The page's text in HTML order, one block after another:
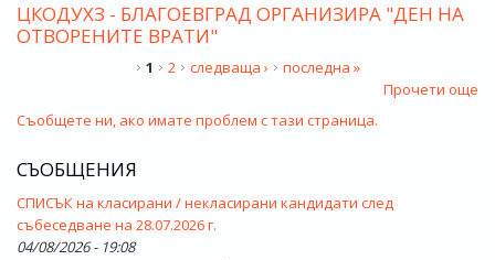
ЦКОДУХЗ - БЛАГОЕВГРАД ОРГАНИЗИРА "ДЕН НА
ОТВОРЕНИТЕ ВРАТИ"
1 2 следваща ›
последна »
Прочети още
Съобщете ни, ако имате проблем с тази страница.
СЪОБЩЕНИЯ
СПИСЪК на класирани / некласирани кандидати след
събеседване на 28.07.2026 г.
04/08/2026 - 19:08